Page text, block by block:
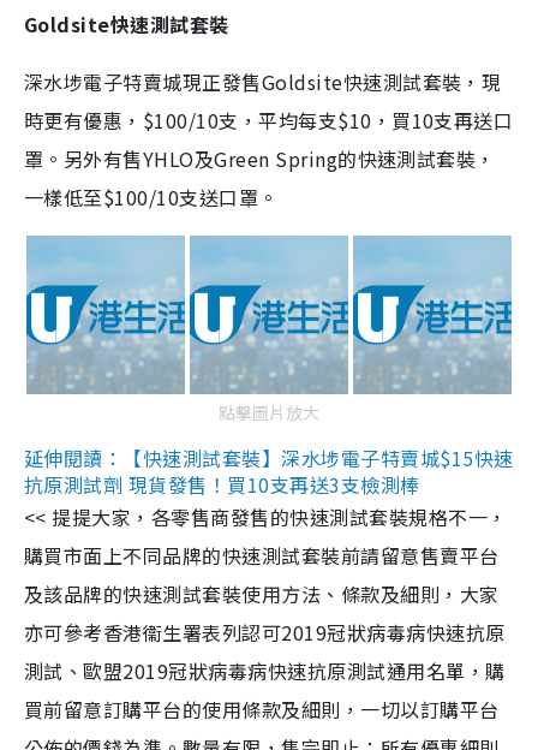
Goldsite快速測試套裝
深水埗電子特賣城現正發售Goldsite快速測試套裝，現
時更有優惠，$100/10支，平均每支$10，買10支再送口
罩。另外有售YHLO及Green Spring的快速測試套裝，
一樣低至$100/10支送口罩。
點擊圖片放大
延伸閱讀：【快速測試套裝】深水埗電子特賣城$15快速
抗原測試劑 現貨發售！買10支再送3支檢測棒
<< 提提大家，各零售商發售的快速測試套裝規格不一，
購買市面上不同品牌的快速測試套裝前請留意售賣平台
及該品牌的快速測試套裝使用方法、條款及細則，大家
亦可參考香港衞生署表列認可2019冠狀病毒病快速抗原
測試、歐盟2019冠狀病毒病快速抗原測試通用名單，購
買前留意訂購平台的使用條款及細則，一切以訂購平台